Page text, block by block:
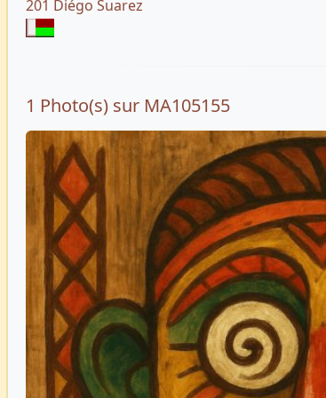
201 Diégo Suarez
1 Photo(s) sur MA105155